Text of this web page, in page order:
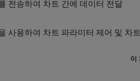
전송하여 차트 간에 데이터 전달
사용하여 차트 파라미터 제어 및 차
이